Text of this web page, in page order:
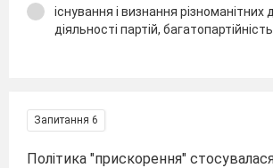
існування і визнання
діяльності партій, багатопартійність
Запитання 6
Політика "прискорення"